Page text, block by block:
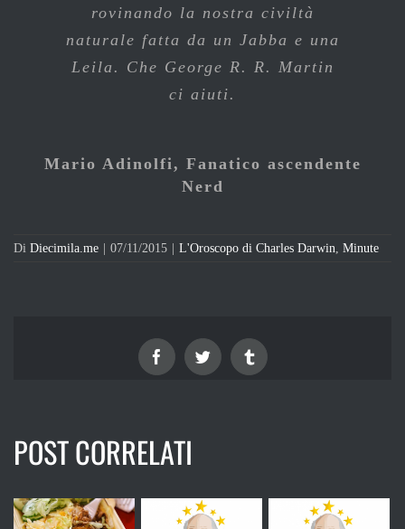
rovinando la nostra civiltà
naturale fatta da un Jabba e una
Leila. Che George R. R. Martin
ci aiuti.
Mario Adinolfi, Fanatico ascendente
Nerd
Di Diecimila.me 07/11/2015 L'Oroscopo di Charles Darwin, Minute
FacebookTwitter Tumblr
POST CORRELATI